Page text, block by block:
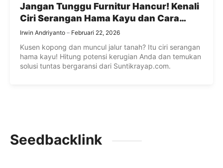
Jangan Tunggu Furnitur Hancur! Kenali
Ciri Serangan Hama Kayu dan Cara
Cerdas Membasminya
Irwin Andriyanto Februari 22, 2026
Kusen kopong dan muncul jalur tanah? Itu ciri serangan
hama kayu! Hitung potensi kerugian Anda dan temukan
solusi tuntas bergaransi dari Suntikrayap.com.
Seedbacklink